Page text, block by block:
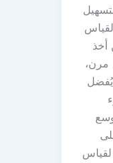
أخذ
مرن،
لقياس